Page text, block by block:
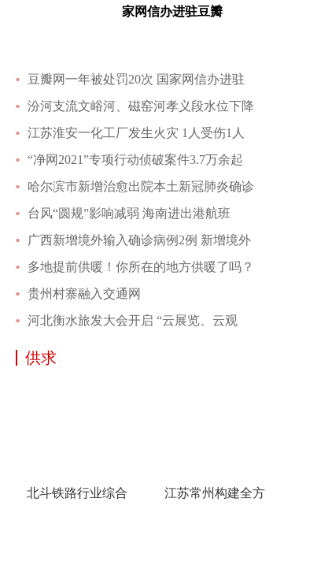
家网信办进驻豆瓣
豆瓣网一年被处罚20次 国家网信办进驻
汾河支流文峪河、磁窑河孝义段水位下降
江苏淮安一化工厂发生火灾 1人受伤1人
“净网2021”专项行动侦破案件3.7万余起
哈尔滨市新增治愈出院本土新冠肺炎确诊
台风“圆规”影响减弱 海南进出港航班
广西新增境外输入确诊病例2例 新增境外
多地提前供暖！你所在的地方供暖了吗？
贵州村寨融入交通网
河北衡水旅发大会开启 “云展览、云观
供求
北斗铁路行业综合 江苏常州构建全方